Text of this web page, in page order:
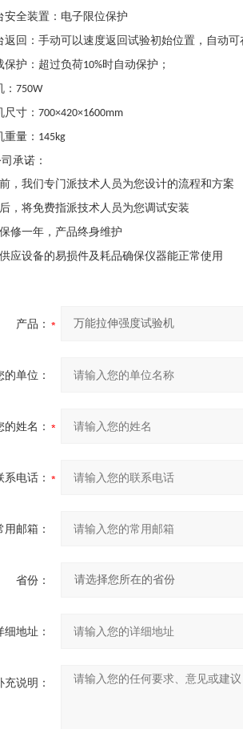
安全装置：电子限位保护
返回：手动可以速度返回试验初始位置，自动可
保护：超过负荷10%时自动保护；
： 750W
尺寸： 700×420×1600mm
重量： 145kg
承诺：
，我们专门派技术人员为您设计的流程和方案
，将免费指派技术人员为您调试安装
修一年，产品终身维护
应设备的易损件及耗品确保仪器能正常使用
产品：
的单位：
的姓名：
系电话：
用邮箱：
省份：
细地址：
充说明：